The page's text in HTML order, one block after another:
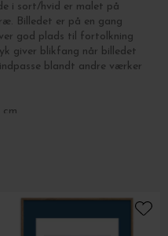
i sort/hvid er malet på
Billedet er på en gang
god plads til fortolkning
giver blikfang når billedet
blandt andre værker